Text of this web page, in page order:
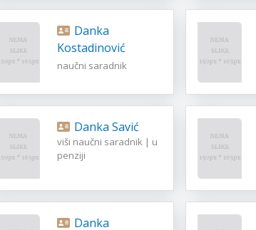
Kostadinović
naučni saradnik
Danka Savić
viši naučni saradnik | u
penziji